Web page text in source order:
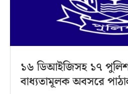
১৬ ডিআইজিসহ ১৭ পুলিশ
বাধ্যতামূলক অবসরে